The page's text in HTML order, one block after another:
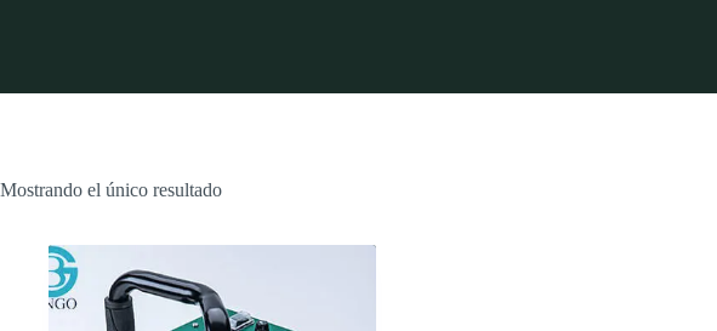
Mostrando el único resultado